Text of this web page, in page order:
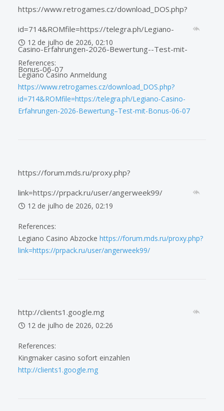
https://www.retrogames.cz/download_DOS.php?
id=714&ROMfile=https://telegra.ph/Legiano-
Casino-Erfahrungen-2026-Bewertung--Test-mit-
Bonus-06-07
12 de julho de 2026, 02:10
References:
Legiano Casino Anmeldung
https://www.retrogames.cz/download_DOS.php?
id=714&ROMfile=https://telegra.ph/Legiano-Casino-
Erfahrungen-2026-Bewertung–Test-mit-Bonus-06-07
https://forum.mds.ru/proxy.php?
link=https://prpack.ru/user/angerweek99/
12 de julho de 2026, 02:19
References:
Legiano Casino Abzocke https://forum.mds.ru/proxy.php?
link=https://prpack.ru/user/angerweek99/
http://clients1.google.mg
12 de julho de 2026, 02:26
References:
Kingmaker casino sofort einzahlen
http://clients1.google.mg